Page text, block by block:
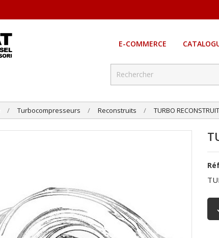
E-COMMERCE
Turbocompresseurs Reconstruits TURBO RECONSTRUIT